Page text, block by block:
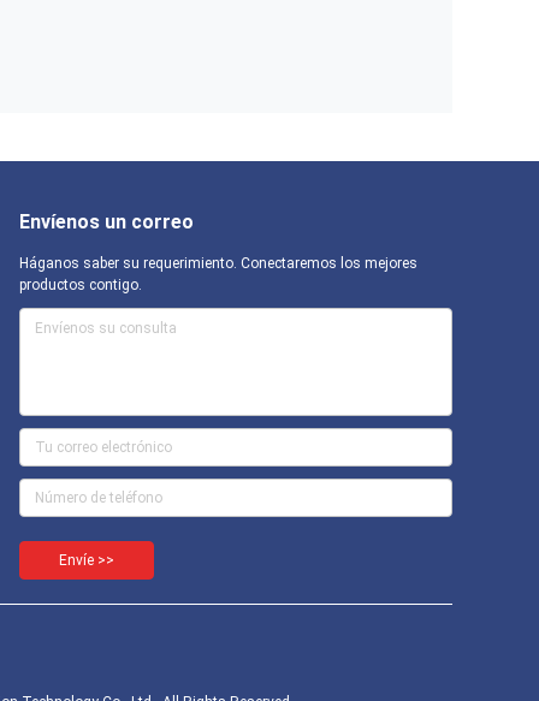
Envíenos un correo
Háganos saber su requerimiento. Conectaremos los mejores
productos contigo.
Envíe >>